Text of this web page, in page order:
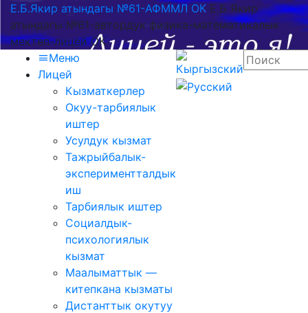
Е.Б.Якир атындагы №61-АФММЛ ОК Е.Б Якир
атындагы №61-автордук физика-математикалык
мектеп-лицей ОК
Меню
Лицей
Кызматкерлер
Окуу-тарбиялык
иштер
Усулдук кызмат
Тажрыйбалык-
экспериментталдык
иш
Тарбиялык иштер
Социалдык-
психологиялык
кызмат
Маалыматтык —
китепкана кызматы
Дистанттык окутуу